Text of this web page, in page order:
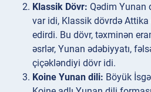
Klassik Dövr: Qədim Yunan
var idi, Klassik dövrdə
edirdi. Bu dövr, təxminən
əsrlər, Yunan ədəbiyyatı,
çiçəkləndiyi dövr idi.
Koine Yunan dili: Böyük